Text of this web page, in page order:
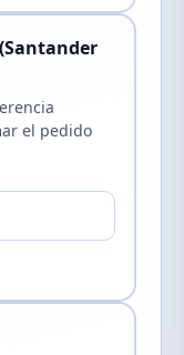
el pedido